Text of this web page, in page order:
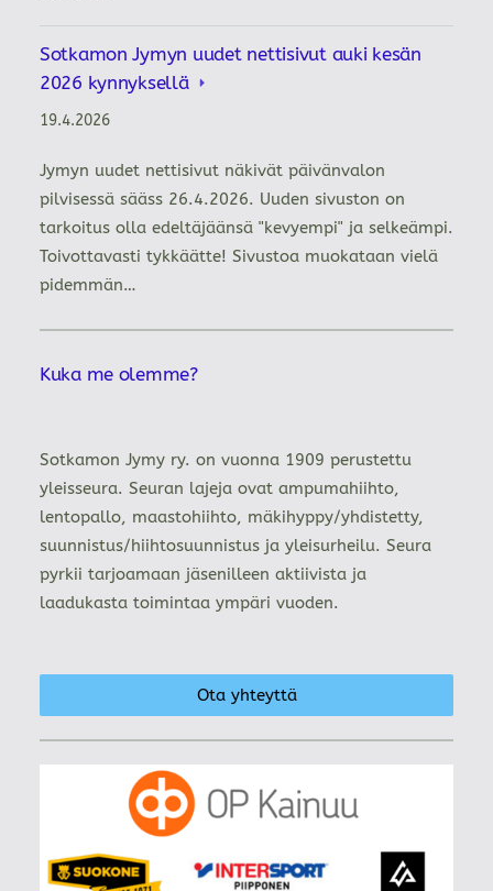
Sotkamon Jymyn uudet nettisivut auki kesän
2026 kynnyksellä
19.4.2026
Jymyn uudet nettisivut näkivät päivänvalon
pilvisessä sääss 26.4.2026. Uuden sivuston on
tarkoitus olla edeltäjäänsä "kevyempi" ja selkeämpi.
Toivottavasti tykkäätte! Sivustoa muokataan vielä
pidemmän…
Kuka me olemme?
Sotkamon Jymy ry. on vuonna 1909 perustettu
yleisseura. Seuran lajeja ovat ampumahiihto,
lentopallo, maastohiihto, mäkihyppy/yhdistetty,
suunnistus/hiihtosuunnistus ja yleisurheilu. Seura
pyrkii tarjoamaan jäsenilleen aktiivista ja
laadukasta toimintaa ympäri vuoden.
Ota yhteyttä